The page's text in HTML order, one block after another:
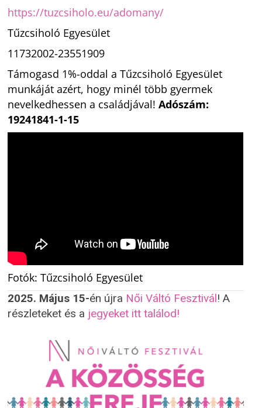
https://tuzcsiholo.eu/adomany/
Tűzcsiholó Egyesület
11732002-23551909
Támogasd 1%-oddal a Tűzcsiholó Egyesület
munkáját azért, hogy minél több gyermek
nevelkedhessen a családjával!Adószám:
19241841-1-15
Fotók: Tűzcsiholó Egyesület
2025. Május 15-én újra Női Váltó Fesztivál! A
részleteket és a jegyeket itt találod!